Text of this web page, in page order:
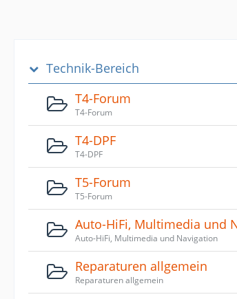
Technik-Bereich
T4-Forum
T4-Forum
T4-DPF
T4-DPF
T5-Forum
T5-Forum
Auto-HiFi, Multimedia und
Auto-HiFi, Multimedia und Navigation
Reparaturen allgemein
Reparaturen allgemein